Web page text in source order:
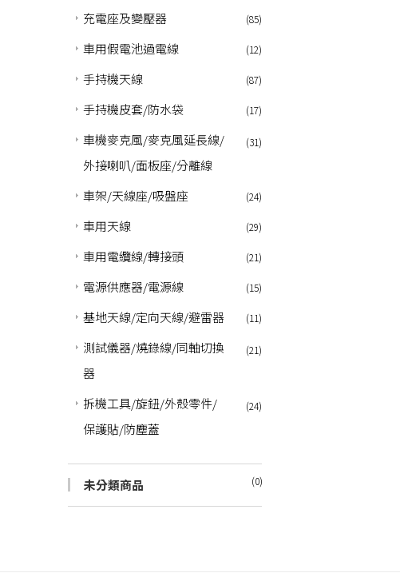
充電座及變壓器 (85)
車用假電池過電線 (12)
手持機天線 (87)
手持機皮套/防水袋 (17)
車機麥克風/麥克風延長線/
外接喇叭/面板座/分離線
(31)
車架/天線座/吸盤座 (24)
車用天線 (29)
車用電纜線/轉接頭 (21)
電源供應器/電源線 (15)
基地天線/定向天線/避雷器 (11)
測試儀器/燒錄線/同軸切換
器
(21)
拆機工具/旋鈕/外殼零件/
保護貼/防塵蓋
(24)
未分類商品 (0)